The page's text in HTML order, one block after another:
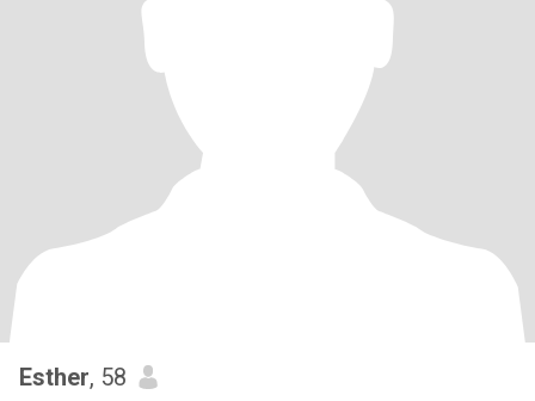
Esther, 58